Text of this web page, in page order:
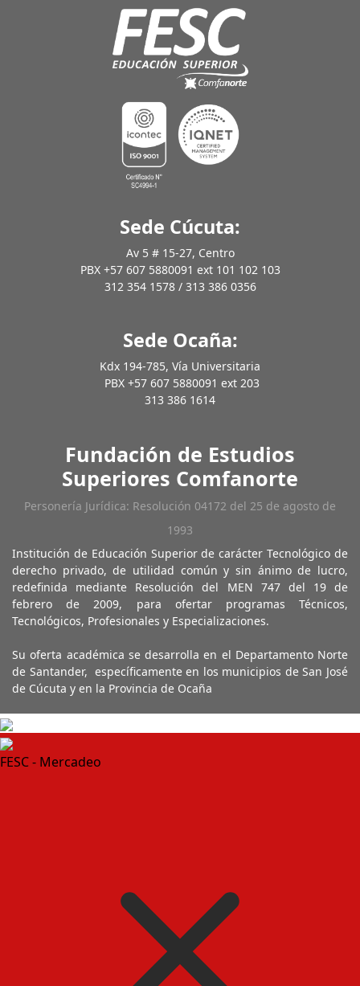
Sede Cúcuta:
Av 5 # 15-27, Centro
PBX +57 607 5880091 ext 101 102 103
312 354 1578 / 313 386 0356
Sede Ocaña:
Kdx 194-785, Vía Universitaria
PBX +57 607 5880091 ext 203
313 386 1614
Fundación de Estudios
Superiores Comfanorte
Personería Jurídica: Resolución 04172 del 25 de agosto de
1993
Institución de Educación Superior de carácter Tecnológico de
derecho privado, de utilidad común y sin ánimo de lucro,
redefinida mediante Resolución del MEN 747 del 19 de
febrero de 2009, para ofertar programas Técnicos,
Tecnológicos, Profesionales y Especializaciones.
Su oferta académica se desarrolla en el Departamento Norte
de Santander, específicamente en los municipios de San José
de Cúcuta y en la Provincia de Ocaña
FESC - Mercadeo